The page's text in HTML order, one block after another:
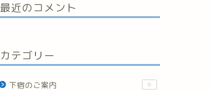
最近のコメント
カテゴリー
下宿のご案内 6